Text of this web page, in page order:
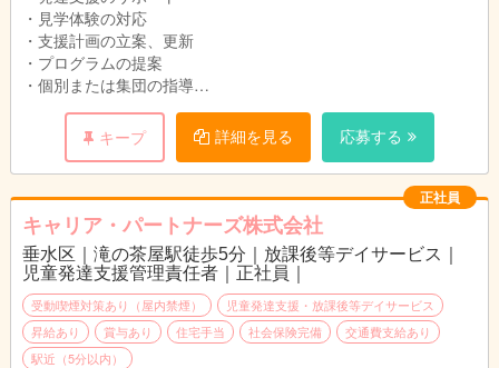
・見学体験の対応
・支援計画の立案、更新
・プログラムの提案
・個別または集団の指導
・研修の実施
・事務作業等
キープ 詳細を見る 応募する
正社員
キャリア・パートナーズ株式会社
垂水区｜滝の茶屋駅徒歩5分｜放課後等デイサービス｜
児童発達支援管理責任者｜正社員｜
受動喫煙対策あり（屋内禁煙）
児童発達支援・放課後等デイサービス
昇給あり
賞与あり 住宅手当 社会保険完備
交通費支給あり
駅近（5分以内）